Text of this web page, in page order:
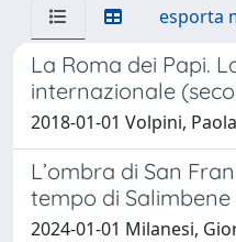
esporta
La Roma dei Papi.
internazionale
2018-01-01 Volpini,
L’ombra di San
tempo di Salimbene
2024-01-01 Milanesi,